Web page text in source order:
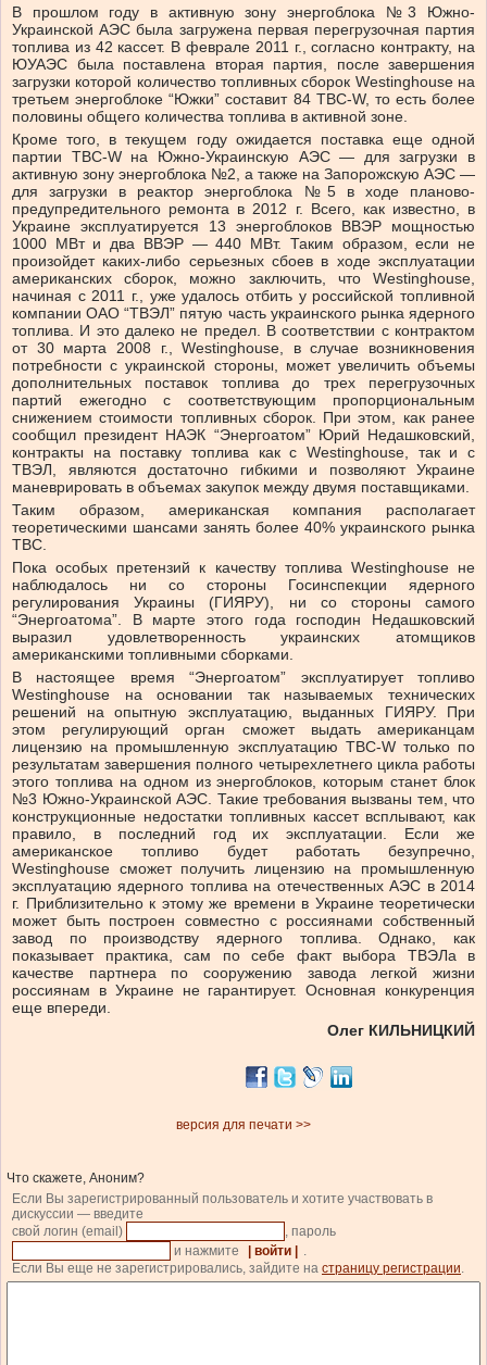
В прошлом году в активную зону энергоблока №3 Южно-
Украинской АЭС была загружена первая перегрузочная партия
топлива из 42 кассет. В феврале 2011 г., согласно контракту, на
ЮУАЭС была поставлена вторая партия, после завершения
загрузки которой количество топливных сборок Westinghouse на
третьем энергоблоке “Южки” составит 84 ТВС-W, то есть более
половины общего количества топлива в активной зоне.
Кроме того, в текущем году ожидается поставка еще одной
партии ТВС-W на Южно-Украинскую АЭС — для загрузки в
активную зону энергоблока №2, а также на Запорожскую АЭС —
для загрузки в реактор энергоблока №5 в ходе планово-
предупредительного ремонта в 2012 г. Всего, как известно, в
Украине эксплуатируется 13 энергоблоков ВВЭР мощностью
1000 МВт и два ВВЭР — 440 МВт. Таким образом, если не
произойдет каких-либо серьезных сбоев в ходе эксплуатации
американских сборок, можно заключить, что Westinghouse,
начиная с 2011 г., уже удалось отбить у российской топливной
компании ОАО “ТВЭЛ” пятую часть украинского рынка ядерного
топлива. И это далеко не предел. В соответствии с контрактом
от 30 марта 2008 г., Westinghouse, в случае возникновения
потребности с украинской стороны, может увеличить объемы
дополнительных поставок топлива до трех перегрузочных
партий ежегодно с соответствующим пропорциональным
снижением стоимости топливных сборок. При этом, как ранее
сообщил президент НАЭК “Энергоатом” Юрий Недашковский,
контракты на поставку топлива как с Westinghouse, так и с
ТВЭЛ, являются достаточно гибкими и позволяют Украине
маневрировать в объемах закупок между двумя поставщиками.
Таким образом, американская компания располагает
теоретическими шансами занять более 40% украинского рынка
ТВС.
Пока особых претензий к качеству топлива Westinghouse не
наблюдалось ни со стороны Госинспекции ядерного
регулирования Украины (ГИЯРУ), ни со стороны самого
“Энергоатома”. В марте этого года господин Недашковский
выразил удовлетворенность украинских атомщиков
американскими топливными сборками.
В настоящее время “Энергоатом” эксплуатирует топливо
Westinghouse на основании так называемых технических
решений на опытную эксплуатацию, выданных ГИЯРУ. При
этом регулирующий орган сможет выдать американцам
лицензию на промышленную эксплуатацию ТВС-W только по
результатам завершения полного четырехлетнего цикла работы
этого топлива на одном из энергоблоков, которым станет блок
№3 Южно-Украинской АЭС. Такие требования вызваны тем, что
конструкционные недостатки топливных кассет всплывают, как
правило, в последний год их эксплуатации. Если же
американское топливо будет работать безупречно,
Westinghouse сможет получить лицензию на промышленную
эксплуатацию ядерного топлива на отечественных АЭС в 2014
г. Приблизительно к этому же времени в Украине теоретически
может быть построен совместно с россиянами собственный
завод по производству ядерного топлива. Однако, как
показывает практика, сам по себе факт выбора ТВЭЛа в
качестве партнера по сооружению завода легкой жизни
россиянам в Украине не гарантирует. Основная конкуренция
еще впереди.
Олег КИЛЬНИЦКИЙ
версия для печати >>
Что скажете, Аноним?
Если Вы зарегистрированный пользователь и хотите участвовать в
дискуссии — введите
свой логин (email)
, пароль
и нажмите
| войти |
.
Если Вы еще не зарегистрировались, зайдите на страницу регистрации.